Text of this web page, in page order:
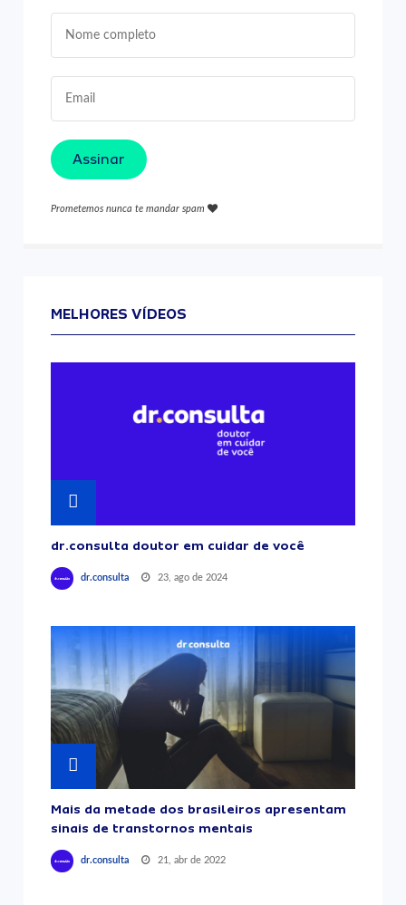
Assinar
Prometemos nunca te mandar spam
MELHORES VÍDEOS
dr.consulta doutor em cuidar de você
dr.consulta 23, ago de 2024
Mais da metade dos brasileiros apresentam
sinais de transtornos mentais
dr.consulta 21, abr de 2022